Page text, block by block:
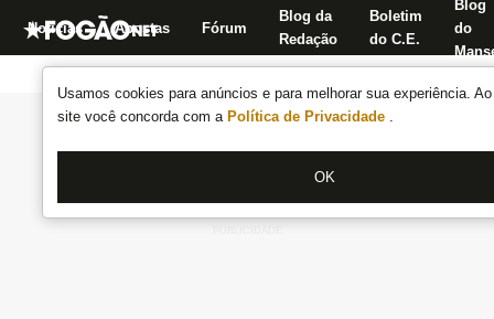
Usamos cookies para anúncios e para melhorar sua experiência.
site você concorda com a Política de Privacidade .
OK
Notícias Apostas Fórum
Blog da
Redação
Boletim
do C.E.
Blog
do